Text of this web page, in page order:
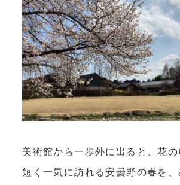
美術館から一歩外に出ると、花の
短く一気に訪れる安曇野の春を